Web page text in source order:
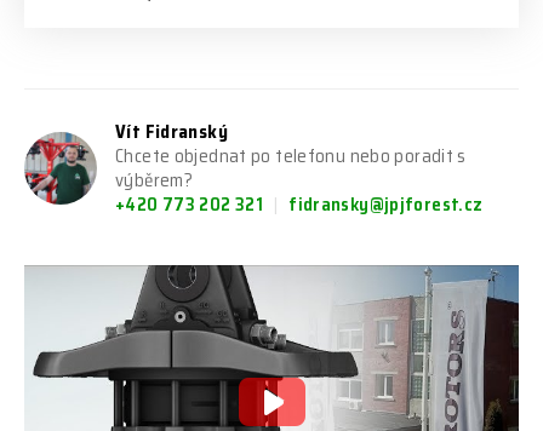
Vít Fidranský
Chcete objednat po telefonu nebo poradit s
výběrem?
+420 773 202 321
fidransky@jpjforest.cz